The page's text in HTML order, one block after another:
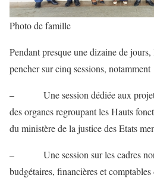
Photo de famille
Pendant presque une dizaine de
pencher sur cinq sessions, notamment
– Une session dédiée aux projets
des organes regroupant les Hauts
du ministère de la justice des Etats
– Une session sur les cadres
budgétaires, financières et